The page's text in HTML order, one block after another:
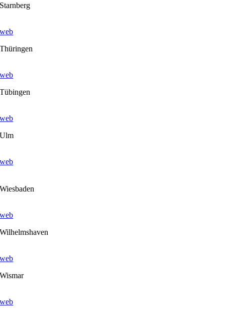
Starnberg
web
Thüringen
web
Tübingen
web
Ulm
web
Wiesbaden
web
Wilhelmshaven
web
Wismar
web